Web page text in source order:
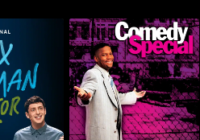
دي. أل. هيولي: غوينغ هوم
أليكس